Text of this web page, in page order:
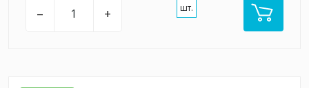
– + шт.